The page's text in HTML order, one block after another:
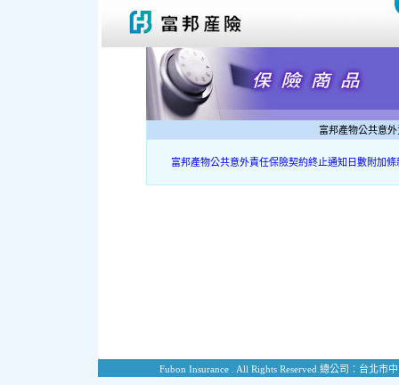
富邦產物公共意
富邦產物公共意外責任保險契約終止通知日數附加條
Fubon Insurance . All Rights Reserved. 總公司：台北市